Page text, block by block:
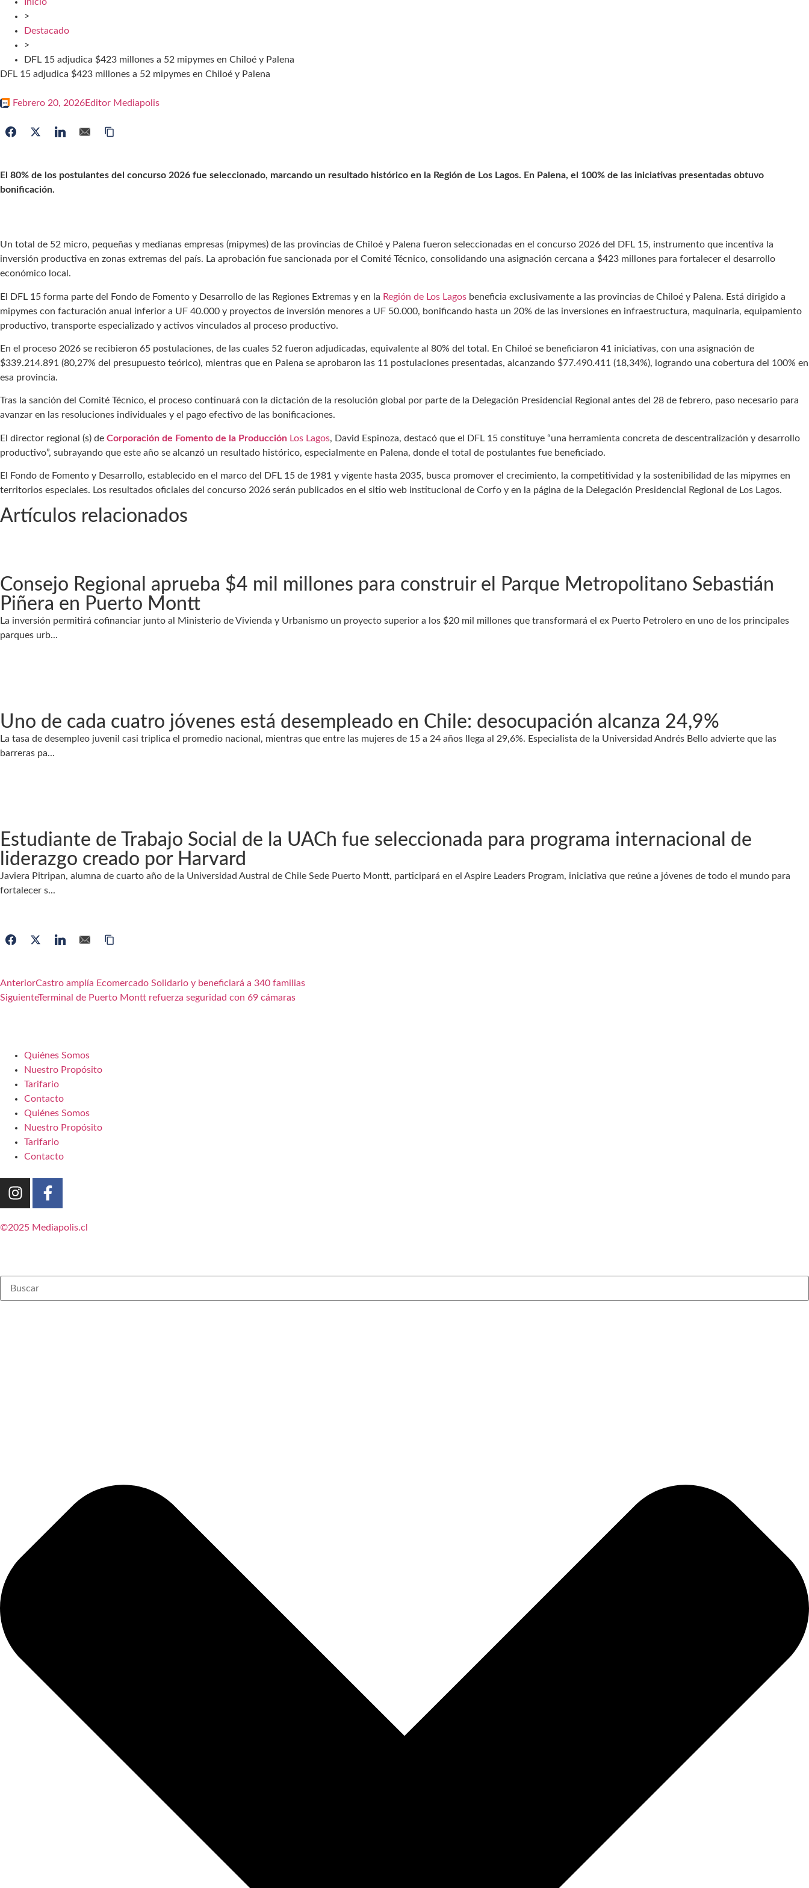
>
Destacado
>
DFL 15 adjudica $423 millones a 52 mipymes en Chiloé y Palena
DFL 15 adjudica $423 millones a 52 mipymes en Chiloé y Palena
Febrero 20, 2026Editor Mediapolis
El 80% de los postulantes del concurso 2026 fue seleccionado, marcando un resultado histórico en la Región de Los Lagos. En Palena, el 100% de las iniciativas presentadas obtuvo
bonificación.
Un total de 52 micro, pequeñas y medianas empresas (mipymes) de las provincias de Chiloé y Palena fueron seleccionadas en el concurso 2026 del DFL 15, instrumento que incentiva la
inversión productiva en zonas extremas del país. La aprobación fue sancionada por el Comité Técnico, consolidando una asignación cercana a $423 millones para fortalecer el desarrollo
económico local.
El DFL 15 forma parte del Fondo de Fomento y Desarrollo de las Regiones Extremas y en la Región de Los Lagos beneficia exclusivamente a las provincias de Chiloé y Palena. Está dirigido a
mipymes con facturación anual inferior a UF 40.000 y proyectos de inversión menores a UF 50.000, bonificando hasta un 20% de las inversiones en infraestructura, maquinaria, equipamiento
productivo, transporte especializado y activos vinculados al proceso productivo.
En el proceso 2026 se recibieron 65 postulaciones, de las cuales 52 fueron adjudicadas, equivalente al 80% del total. En Chiloé se beneficiaron 41 iniciativas, con una asignación de
$339.214.891 (80,27% del presupuesto teórico), mientras que en Palena se aprobaron las 11 postulaciones presentadas, alcanzando $77.490.411 (18,34%), logrando una cobertura del 100% en
esa provincia.
Tras la sanción del Comité Técnico, el proceso continuará con la dictación de la resolución global por parte de la Delegación Presidencial Regional antes del 28 de febrero, paso necesario para
avanzar en las resoluciones individuales y el pago efectivo de las bonificaciones.
El director regional (s) de Corporación de Fomento de la Producción Los Lagos, David Espinoza, destacó que el DFL 15 constituye “una herramienta concreta de descentralización y desarrollo
productivo”, subrayando que este año se alcanzó un resultado histórico, especialmente en Palena, donde el total de postulantes fue beneficiado.
El Fondo de Fomento y Desarrollo, establecido en el marco del DFL 15 de 1981 y vigente hasta 2035, busca promover el crecimiento, la competitividad y la sostenibilidad de las mipymes en
territorios especiales. Los resultados oficiales del concurso 2026 serán publicados en el sitio web institucional de Corfo y en la página de la Delegación Presidencial Regional de Los Lagos.
Artículos relacionados
Consejo Regional aprueba $4 mil millones para construir el Parque Metropolitano Sebastián
Piñera en Puerto Montt
La inversión permitirá cofinanciar junto al Ministerio de Vivienda y Urbanismo un proyecto superior a los $20 mil millones que transformará el ex Puerto Petrolero en uno de los principales
parques urb...
Uno de cada cuatro jóvenes está desempleado en Chile: desocupación alcanza 24,9%
La tasa de desempleo juvenil casi triplica el promedio nacional, mientras que entre las mujeres de 15 a 24 años llega al 29,6%. Especialista de la Universidad Andrés Bello advierte que las
barreras pa...
Estudiante de Trabajo Social de la UACh fue seleccionada para programa internacional de
liderazgo creado por Harvard
Javiera Pitripan, alumna de cuarto año de la Universidad Austral de Chile Sede Puerto Montt, participará en el Aspire Leaders Program, iniciativa que reúne a jóvenes de todo el mundo para
fortalecer s...
AnteriorCastro amplía Ecomercado Solidario y beneficiará a 340 familias
SiguienteTerminal de Puerto Montt refuerza seguridad con 69 cámaras
Quiénes Somos
Nuestro Propósito
Tarifario
Contacto
Quiénes Somos
Nuestro Propósito
Tarifario
Contacto
©2025 Mediapolis.cl